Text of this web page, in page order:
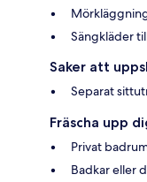
Sängkläder
Saker att
Separat
Fräscha upp
Privat
Badkar eller